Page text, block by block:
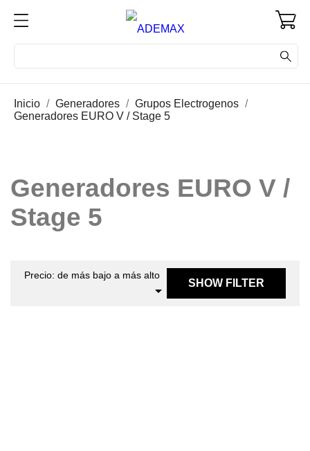
0
Inicio Generadores
Grupos Electrogenos
Generadores EURO V / Stage 5
Generadores EURO V /
Stage 5
Precio: de más bajo a más alto
 SHOW FILTER